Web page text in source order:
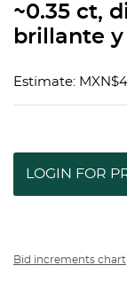
~0.35 ct,
brillante y
Estimate:
LOGIN FOR
Bid increments chart